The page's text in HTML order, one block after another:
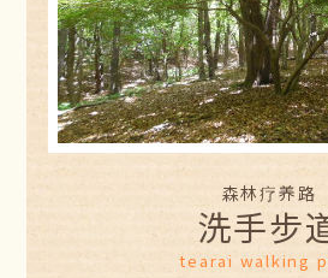
森林疗养路
洗手步
tearai walking